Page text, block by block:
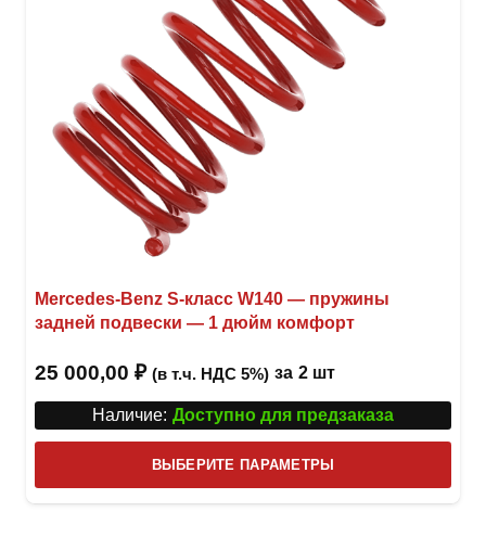
Mercedes-Benz S-класс W140 — пружины
задней подвески — 1 дюйм комфорт
25 000,00 ₽ (в т.ч. НДС 5%) за 2 шт
Наличие: Доступно для предзаказа
ВЫБЕРИТЕ ПАРАМЕТРЫ
товар